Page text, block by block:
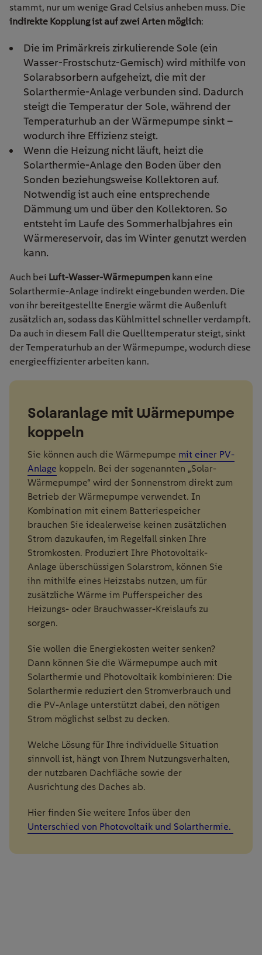
stammt, nur um wenige Grad Celsius anheben muss. Die
indirekte Kopplung ist auf zwei Arten möglich:
Die im Primärkreis zirkulierende Sole (ein
Wasser-Frostschutz-Gemisch) wird mithilfe von
Solarabsorbern aufgeheizt, die mit der
Solarthermie-Anlage verbunden sind. Dadurch
steigt die Temperatur der Sole, während der
Temperaturhub an der Wärmepumpe sinkt –
wodurch ihre Effizienz steigt.
Wenn die Heizung nicht läuft, heizt die
Solarthermie-Anlage den Boden über den
Sonden beziehungsweise Kollektoren auf.
Notwendig ist auch eine entsprechende
Dämmung um und über den Kollektoren. So
entsteht im Laufe des Sommerhalbjahres ein
Wärmereservoir, das im Winter genutzt werden
kann.
Auch bei Luft-Wasser-Wärmepumpen kann eine
Solarthermie-Anlage indirekt eingebunden werden. Die
von ihr bereitgestellte Energie wärmt die Außenluft
zusätzlich an, sodass das Kühlmittel schneller verdampft.
Da auch in diesem Fall die Quelltemperatur steigt, sinkt
der Temperaturhub an der Wärmepumpe, wodurch diese
energieeffizienter arbeiten kann.
Solaranlage mit Wärmepumpe
koppeln
Sie können auch die Wärmepumpe mit einer PV-
Anlage koppeln. Bei der sogenannten „Solar-
Wärmepumpe“ wird der Sonnenstrom direkt zum
Betrieb der Wärmepumpe verwendet. In
Kombination mit einem Batteriespeicher
brauchen Sie idealerweise keinen zusätzlichen
Strom dazukaufen, im Regelfall sinken Ihre
Stromkosten. Produziert Ihre Photovoltaik-
Anlage überschüssigen Solarstrom, können Sie
ihn mithilfe eines Heizstabs nutzen, um für
zusätzliche Wärme im Pufferspeicher des
Heizungs- oder Brauchwasser-Kreislaufs zu
sorgen.
Sie wollen die Energiekosten weiter senken?
Dann können Sie die Wärmepumpe auch mit
Solarthermie und Photovoltaik kombinieren: Die
Solarthermie reduziert den Stromverbrauch und
die PV-Anlage unterstützt dabei, den nötigen
Strom möglichst selbst zu decken.
Welche Lösung für Ihre individuelle Situation
sinnvoll ist, hängt von Ihrem Nutzungsverhalten,
der nutzbaren Dachfläche sowie der
Ausrichtung des Daches ab.
Hier finden Sie weitere Infos über den
Unterschied von Photovoltaik und Solarthermie.